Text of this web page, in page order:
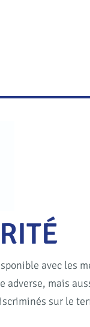
avec les
adverse, mais
sur le